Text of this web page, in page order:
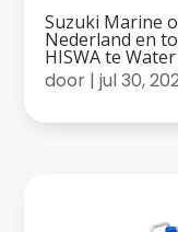
Suzuki Marine
Nederland en
HISWA te
door |jul 30,